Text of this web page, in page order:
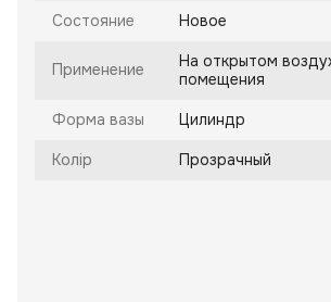
Состояние Новое
Применение
На открытом
помещения
Форма вазы Цилиндр
Колір Прозрачный